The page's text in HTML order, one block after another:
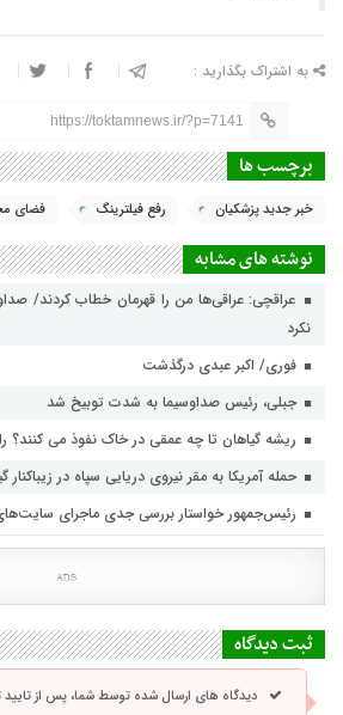
به اشتراک بگذارید :
https://toktamnews.ir/?p=7141
برچسب ها
خبر جدید پزشکیان رفع فیلترینگ فضای
نوشته های مشابه
عراقچی: عراقی‌ها من را قهرمان خطاب کردند/
نکرد
فوری/ اکبر عبدی درگذشت
جبلی، رئیس صداوسیما به شدت توبیخ شد
ریشه گیاهان تا چه عمقی در خاک نفوذ می کنند؟
حمله آمریکا به مقر نیروی دریایی سپاه در زیباکنار
رئیس‌جمهور خواستار بررسی جدی ماجرای
ثبت دیدگاه
دیدگاه های ارسال شده توسط شما، پس از